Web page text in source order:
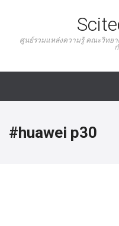
ศูนย์รวมแหล่งความรู้ คณะวิทย
#huawei p30